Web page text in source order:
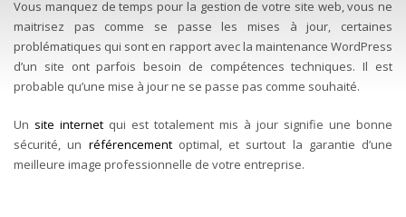
Vous manquez de temps pour la gestion de votre site web, vous ne
maitrisez pas comme se passe les mises à jour, certaines
problématiques qui sont en rapport avec la maintenance WordPress
d’un site ont parfois besoin de compétences techniques. Il est
probable qu’une mise à jour ne se passe pas comme souhaité.
Un site internet qui est totalement mis à jour signifie une bonne
sécurité, un référencement optimal, et surtout la garantie d’une
meilleure image professionnelle de votre entreprise.